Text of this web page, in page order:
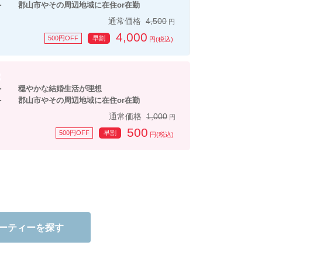
郡山市やその周辺地域に在住or在勤
通常価格 4,500 円
500円OFF 早割 4,000 円(税込)
穏やかな結婚生活が理想
郡山市やその周辺地域に在住or在勤
通常価格 1,000 円
500円OFF 早割 500 円(税込)
ティーを探す